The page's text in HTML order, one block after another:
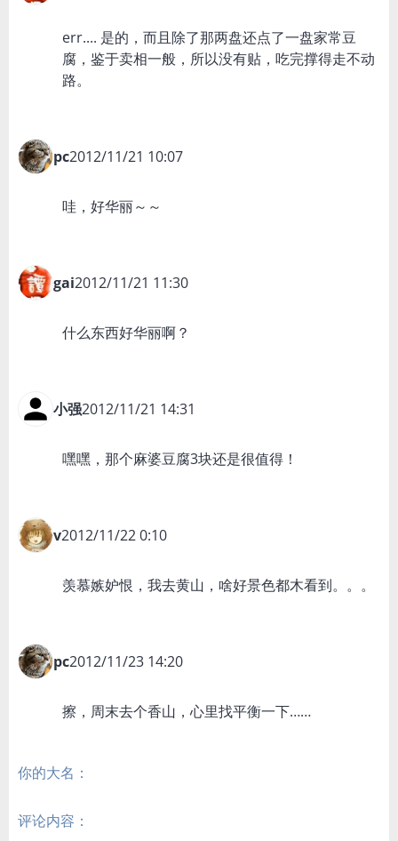
err.... 是的，而且除了那两盘还点了一盘家常豆
腐，鉴于卖相一般，所以没有贴，吃完撑得走不动
路。
pc2012/11/21 10:07
哇，好华丽～～
gai2012/11/21 11:30
什么东西好华丽啊？
小强2012/11/21 14:31
嘿嘿，那个麻婆豆腐3块还是很值得！
v2012/11/22 0:10
羡慕嫉妒恨，我去黄山，啥好景色都木看到。。。
pc2012/11/23 14:20
擦，周末去个香山，心里找平衡一下……
你的大名：
评论内容：